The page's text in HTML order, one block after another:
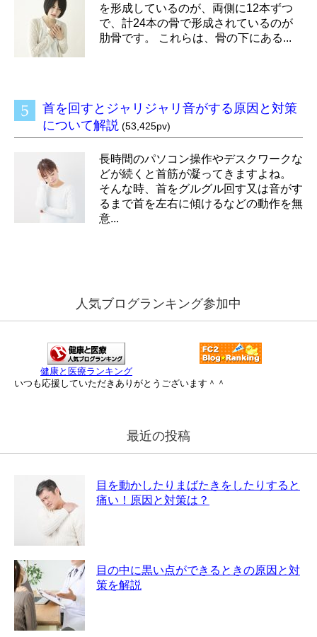
を形成しているのが、両側に12本ずつ
で、計24本の骨で形成されているのが
肋骨です。 これらは、骨の下にある...
首を回すとジャリジャリ音がする原因と対策
について解説 (53,425pv)
長時間のパソコン操作やデスクワークな
どが続くと首筋が凝ってきますよね。
そんな時、首をグルグル回す又は音がす
るまで首を左右に傾けるなどの動作を無
意...
人気ブログランキング参加中
健康と医療ランキング
いつも応援していただきありがとうございます＾＾
最近の投稿
目を動かしたりまばたきをしたりすると
痛い！原因と対策は？
目の中に黒い点ができるときの原因と対
策を解説